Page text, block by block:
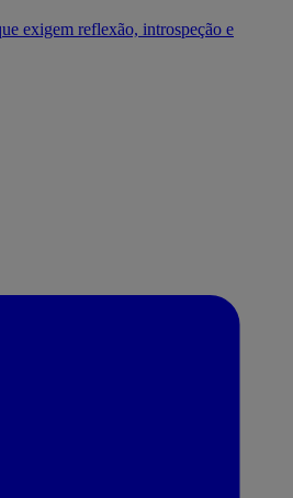
exigem reflexão, introspeção e